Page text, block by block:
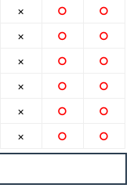
×
×
×
×
×
×
○
○
○
○
○
○
○
○
○
○
○
○